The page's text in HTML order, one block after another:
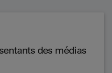
des médias